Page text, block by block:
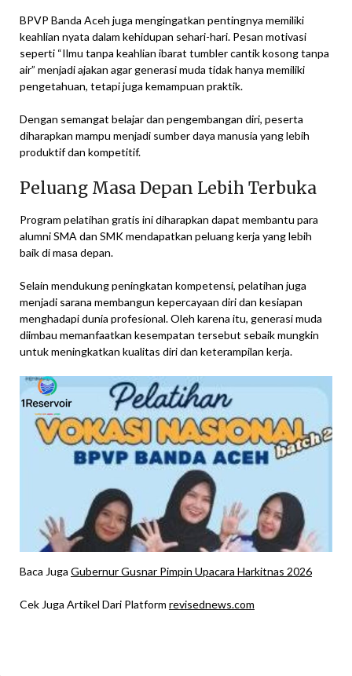
BPVP Banda Aceh juga mengingatkan pentingnya memiliki
keahlian nyata dalam kehidupan sehari-hari. Pesan motivasi
seperti “Ilmu tanpa keahlian ibarat tumbler cantik kosong tanpa
air” menjadi ajakan agar generasi muda tidak hanya memiliki
pengetahuan, tetapi juga kemampuan praktik.
Dengan semangat belajar dan pengembangan diri, peserta
diharapkan mampu menjadi sumber daya manusia yang lebih
produktif dan kompetitif.
Peluang Masa Depan Lebih Terbuka
Program pelatihan gratis ini diharapkan dapat membantu para
alumni SMA dan SMK mendapatkan peluang kerja yang lebih
baik di masa depan.
Selain mendukung peningkatan kompetensi, pelatihan juga
menjadi sarana membangun kepercayaan diri dan kesiapan
menghadapi dunia profesional. Oleh karena itu, generasi muda
diimbau memanfaatkan kesempatan tersebut sebaik mungkin
untuk meningkatkan kualitas diri dan keterampilan kerja.
Baca Juga Gubernur Gusnar Pimpin Upacara Harkitnas 2026
Cek Juga Artikel Dari Platform revisednews.com